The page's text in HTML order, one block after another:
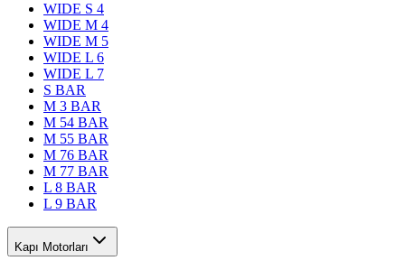
WIDE S 4
WIDE M 4
WIDE M 5
WIDE L 6
WIDE L 7
S BAR
M 3 BAR
M 54 BAR
M 55 BAR
M 76 BAR
M 77 BAR
L 8 BAR
L 9 BAR
Kapı Motorları